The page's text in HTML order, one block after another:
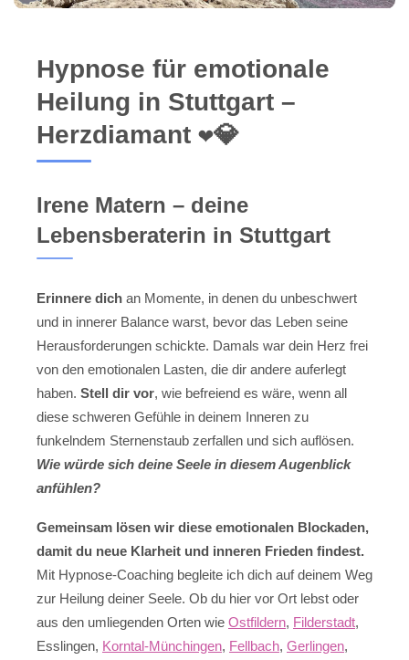
Hypnose für emotionale
Heilung in Stuttgart –
Herzdiamant ❤️💎
Irene Matern – deine
Lebensberaterin in Stuttgart
Erinnere dich an Momente, in denen du unbeschwert
und in innerer Balance warst, bevor das Leben seine
Herausforderungen schickte. Damals war dein Herz frei
von den emotionalen Lasten, die dir andere auferlegt
haben. Stell dir vor, wie befreiend es wäre, wenn all
diese schweren Gefühle in deinem Inneren zu
funkelndem Sternenstaub zerfallen und sich auflösen.
Wie würde sich deine Seele in diesem Augenblick
anfühlen?
Gemeinsam lösen wir diese emotionalen Blockaden,
damit du neue Klarheit und inneren Frieden findest.
Mit Hypnose-Coaching begleite ich dich auf deinem Weg
zur Heilung deiner Seele. Ob du hier vor Ort lebst oder
aus den umliegenden Orten wie Ostfildern, Filderstadt,
Esslingen, Korntal-Münchingen, Fellbach, Gerlingen,